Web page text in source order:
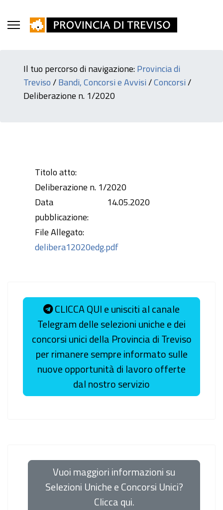
Il tuo percorso di navigazione:Provincia di
Treviso/Bandi, Concorsi e Avvisi/Concorsi/
Deliberazione n. 1/2020
Titolo atto:
Deliberazione n. 1/2020
Data
pubblicazione:
14.05.2020
File Allegato:
delibera12020edg.pdf
CLICCA QUI e unisciti al canale
Telegram delle selezioni uniche e dei
concorsi unici della Provincia di Treviso
per rimanere sempre informato sulle
nuove opportunità di lavoro offerte
dal nostro servizio
Vuoi maggiori informazioni su
Selezioni Uniche e Concorsi Unici?
Clicca qui.